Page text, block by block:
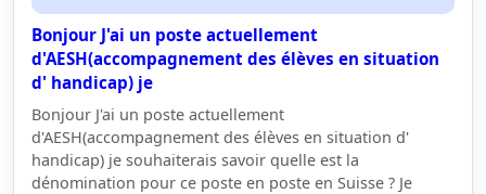
Bonjour J'ai un poste actuellement
d'AESH(accompagnement des élèves en situation
d' handicap) je
Bonjour J'ai un poste actuellement
d'AESH(accompagnement des élèves en situation d'
handicap) je souhaiterais savoir quelle est la
dénomination pour ce poste en poste en Suisse ? Je